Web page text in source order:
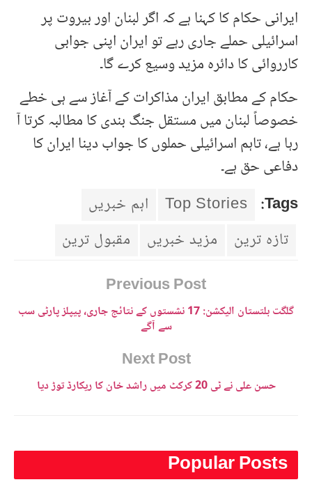
ایرانی حکام کا کہنا ہے کہ اگر لبنان اور بیروت پر
اسرائیلی حملے جاری رہے تو ایران اپنی جوابی
کارروائی کا دائرہ مزید وسیع کرے گا۔
حکام کے مطابق ایران مذاکرات کے آغاز سے ہی خطے
خصوصاً لبنان میں مستقل جنگ بندی کا مطالبہ کرتا آ
رہا ہے، تاہم اسرائیلی حملوں کا جواب دینا ایران کا
دفاعی حق ہے۔
Tags:
Top Stories
اہم خبریں
تازہ ترین
مزید خبریں
مقبول ترین
Previous Post
گلگت بلتستان الیکشن: 17 نشستوں کے نتائج جاری، پیپلز پارٹی سب
سے آگے
Next Post
حسن علی نے ٹی 20 کرکٹ میں راشد خان کا ریکارڈ توڑ دیا
Popular Posts